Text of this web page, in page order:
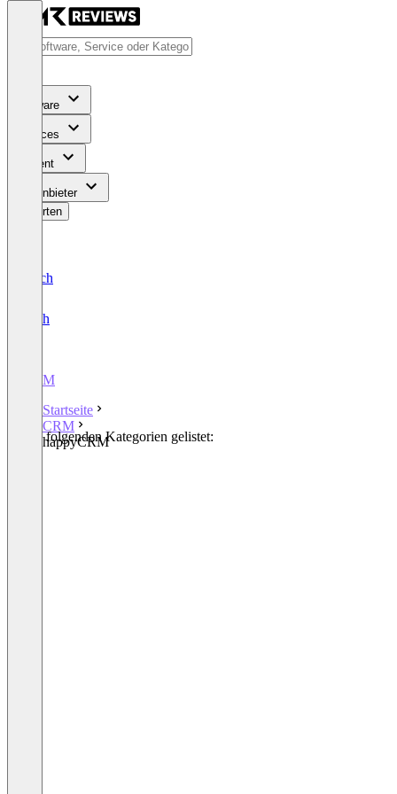
Software
Services
Content
Für Anbieter
Bewerten
Deutsch
English
CRM
Startseite
CRM
happyCRM
In den folgenden Kategorien gelistet: